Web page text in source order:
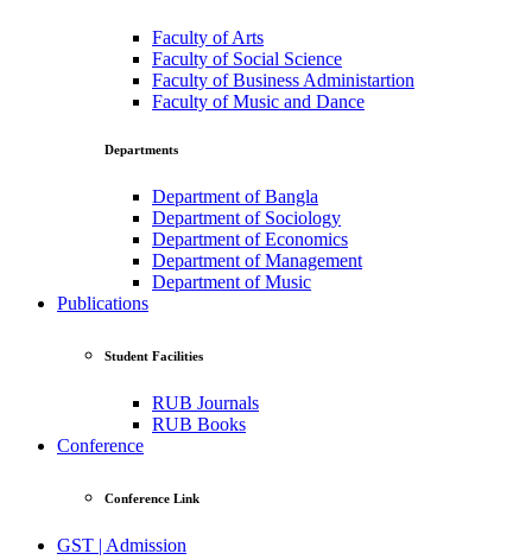
Faculty of Arts
Faculty of Social Science
Faculty of Business Administartion
Faculty of Music and Dance
Departments
Department of Bangla
Department of Sociology
Department of Economics
Department of Management
Department of Music
Publications
Student Facilities
RUB Journals
RUB Books
Conference
Conference Link
GST | Admission